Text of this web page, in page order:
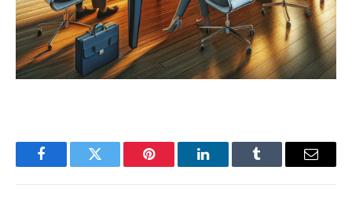
FacebookTwitter Pinterest LinkedInTumblr Email